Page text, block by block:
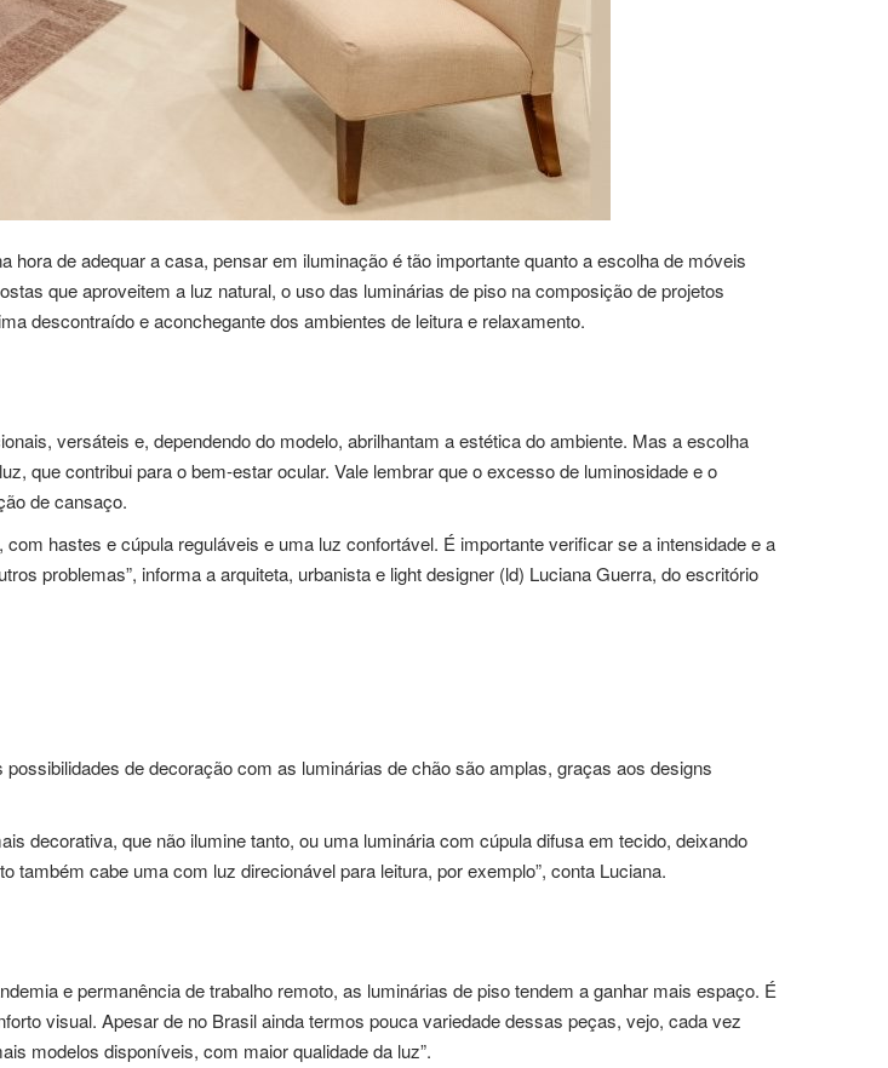
de adequar a casa, pensar em iluminação é tão importante quanto a escolha de móveis
que aproveitem a luz natural, o uso das luminárias de piso na composição de projetos
descontraído e aconchegante dos ambientes de leitura e relaxamento.
versáteis e, dependendo do modelo, abrilhantam a estética do ambiente. Mas a escolha
que contribui para o bem-estar ocular. Vale lembrar que o excesso de luminosidade e o
de cansaço.
hastes e cúpula reguláveis e uma luz confortável. É importante verificar se a intensidade e a
problemas”, informa a arquiteta, urbanista e light designer (ld) Luciana Guerra, do escritório
de decoração com as luminárias de chão são amplas, graças aos designs
decorativa, que não ilumine tanto, ou uma luminária com cúpula difusa em tecido, deixando
também cabe uma com luz direcionável para leitura, por exemplo”, conta Luciana.
e permanência de trabalho remoto, as luminárias de piso tendem a ganhar mais espaço. É
visual. Apesar de no Brasil ainda termos pouca variedade dessas peças, vejo, cada vez
modelos disponíveis, com maior qualidade da luz”.